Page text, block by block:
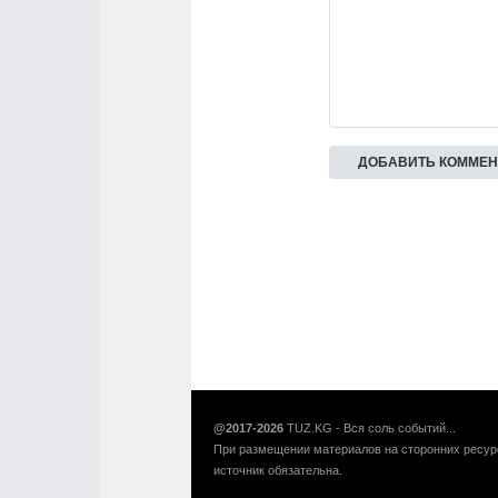
@2017-2026 TUZ.KG - Вся соль событий...
При размещении материалов на сторонних
источник обязательна.